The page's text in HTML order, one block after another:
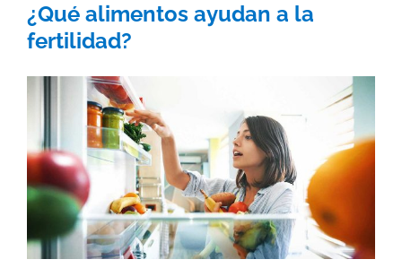
¿Qué alimentos ayudan a la
fertilidad?
View
Larger